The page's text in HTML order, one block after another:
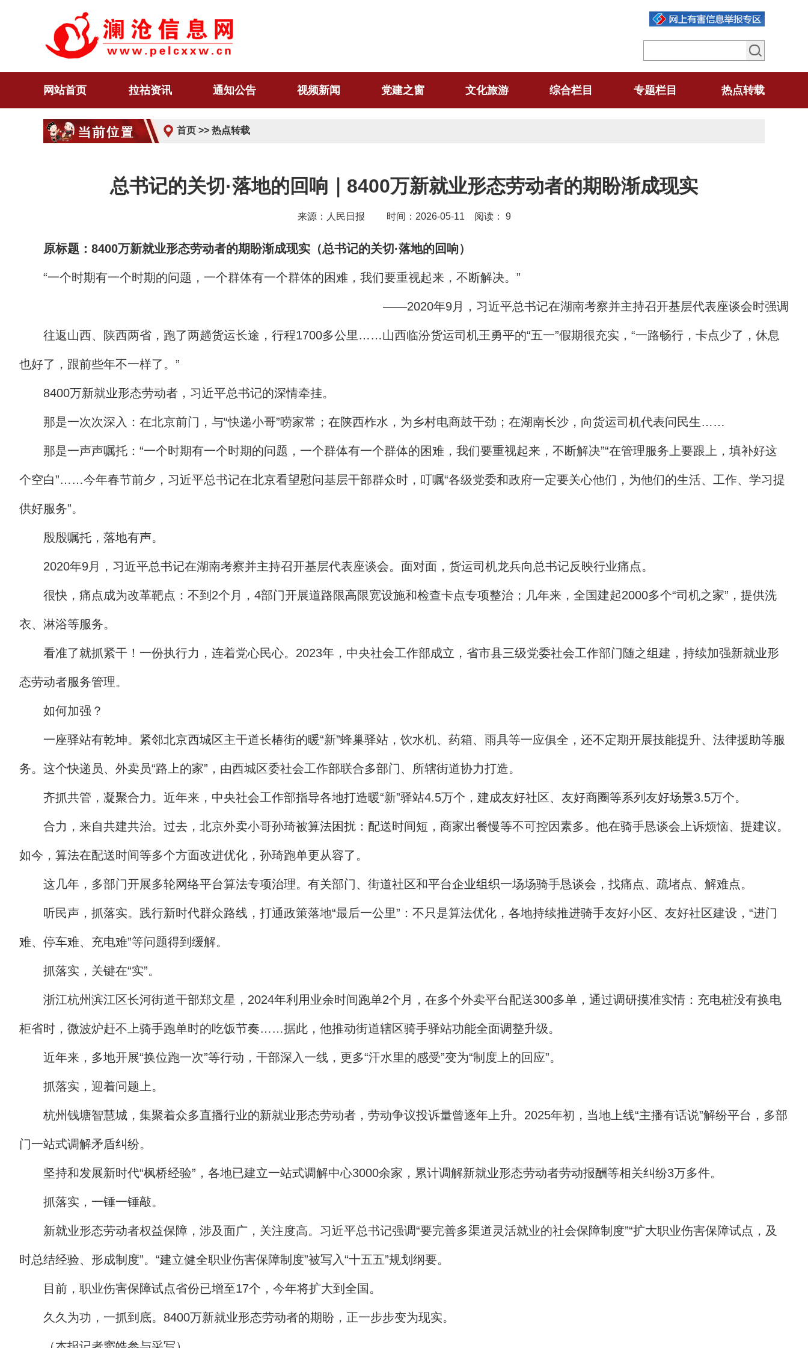
网站首页 拉祜资讯 通知公告 视频新闻 党建之窗 文化旅游 综合栏目 专题栏目 热点转载
首页 >> 热点转载
总书记的关切·落地的回响｜8400万新就业形态劳动者的期盼渐成现实
来源：人民日报 时间：2026-05-11 阅读： 9
原标题：8400万新就业形态劳动者的期盼渐成现实（总书记的关切·落地的回响）
“一个时期有一个时期的问题，一个群体有一个群体的困难，我们要重视起来，不断解决。”
——2020年9月，习近平总书记在湖南考察并主持召开基层代表座谈会时强调
往返山西、陕西两省，跑了两趟货运长途，行程1700多公里……山西临汾货运司机王勇平的“五一”假期很充实，“一路畅行，卡点少了，休息
也好了，跟前些年不一样了。”
8400万新就业形态劳动者，习近平总书记的深情牵挂。
那是一次次深入：在北京前门，与“快递小哥”唠家常；在陕西柞水，为乡村电商鼓干劲；在湖南长沙，向货运司机代表问民生……
那是一声声嘱托：“一个时期有一个时期的问题，一个群体有一个群体的困难，我们要重视起来，不断解决”“在管理服务上要跟上，填补好这
个空白”……今年春节前夕，习近平总书记在北京看望慰问基层干部群众时，叮嘱“各级党委和政府一定要关心他们，为他们的生活、工作、学习提
供好服务”。
殷殷嘱托，落地有声。
2020年9月，习近平总书记在湖南考察并主持召开基层代表座谈会。面对面，货运司机龙兵向总书记反映行业痛点。
很快，痛点成为改革靶点：不到2个月，4部门开展道路限高限宽设施和检查卡点专项整治；几年来，全国建起2000多个“司机之家”，提供洗
衣、淋浴等服务。
看准了就抓紧干！一份执行力，连着党心民心。2023年，中央社会工作部成立，省市县三级党委社会工作部门随之组建，持续加强新就业形
态劳动者服务管理。
如何加强？
一座驿站有乾坤。紧邻北京西城区主干道长椿街的暖“新”蜂巢驿站，饮水机、药箱、雨具等一应俱全，还不定期开展技能提升、法律援助等服
务。这个快递员、外卖员“路上的家”，由西城区委社会工作部联合多部门、所辖街道协力打造。
齐抓共管，凝聚合力。近年来，中央社会工作部指导各地打造暖“新”驿站4.5万个，建成友好社区、友好商圈等系列友好场景3.5万个。
合力，来自共建共治。过去，北京外卖小哥孙琦被算法困扰：配送时间短，商家出餐慢等不可控因素多。他在骑手恳谈会上诉烦恼、提建议。
如今，算法在配送时间等多个方面改进优化，孙琦跑单更从容了。
这几年，多部门开展多轮网络平台算法专项治理。有关部门、街道社区和平台企业组织一场场骑手恳谈会，找痛点、疏堵点、解难点。
听民声，抓落实。践行新时代群众路线，打通政策落地“最后一公里”：不只是算法优化，各地持续推进骑手友好小区、友好社区建设，“进门
难、停车难、充电难”等问题得到缓解。
抓落实，关键在“实”。
浙江杭州滨江区长河街道干部郑文星，2024年利用业余时间跑单2个月，在多个外卖平台配送300多单，通过调研摸准实情：充电桩没有换电
柜省时，微波炉赶不上骑手跑单时的吃饭节奏……据此，他推动街道辖区骑手驿站功能全面调整升级。
近年来，多地开展“换位跑一次”等行动，干部深入一线，更多“汗水里的感受”变为“制度上的回应”。
抓落实，迎着问题上。
杭州钱塘智慧城，集聚着众多直播行业的新就业形态劳动者，劳动争议投诉量曾逐年上升。2025年初，当地上线“主播有话说”解纷平台，多部
门一站式调解矛盾纠纷。
坚持和发展新时代“枫桥经验”，各地已建立一站式调解中心3000余家，累计调解新就业形态劳动者劳动报酬等相关纠纷3万多件。
抓落实，一锤一锤敲。
新就业形态劳动者权益保障，涉及面广，关注度高。习近平总书记强调“要完善多渠道灵活就业的社会保障制度”“扩大职业伤害保障试点，及
时总结经验、形成制度”。“建立健全职业伤害保障制度”被写入“十五五”规划纲要。
目前，职业伤害保障试点省份已增至17个，今年将扩大到全国。
久久为功，一抓到底。8400万新就业形态劳动者的期盼，正一步步变为现实。